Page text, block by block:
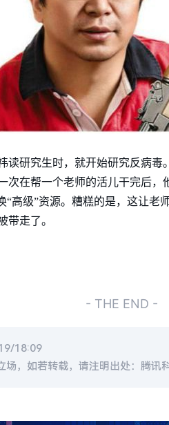
读研究生时，就开始研究反病
次在帮一个老师的活儿干完后
“高级”资源。糟糕的是，这让
带走了。
- THE END -
18:09
场，如若转载，请注明出处：腾讯